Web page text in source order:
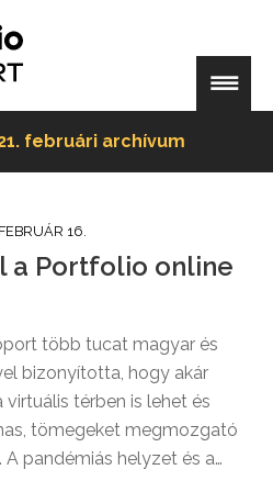
februári archívum
16.
a Portfolio online
több tucat magyar és
bizonyította, hogy akár
virtuális térben is lehet és
tömegeket megmozgató
ellenére a